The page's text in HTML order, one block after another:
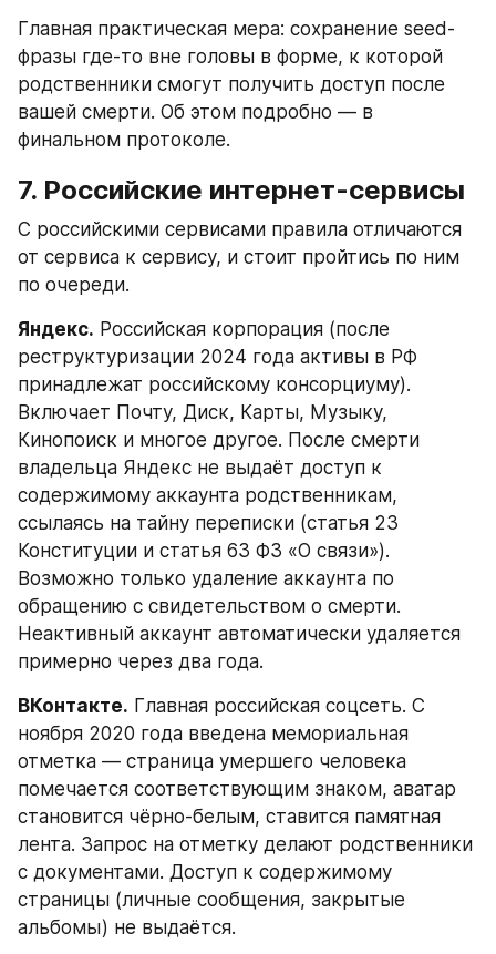
Главная практическая мера: сохранение seed-
фразы где-то вне головы в форме, к которой
родственники смогут получить доступ после
вашей смерти. Об этом подробно — в
финальном протоколе.
7. Российские интернет-сервисы
С российскими сервисами правила отличаются
от сервиса к сервису, и стоит пройтись по ним
по очереди.
Яндекс. Российская корпорация (после
реструктуризации 2024 года активы в РФ
принадлежат российскому консорциуму).
Включает Почту, Диск, Карты, Музыку,
Кинопоиск и многое другое. После смерти
владельца Яндекс не выдаёт доступ к
содержимому аккаунта родственникам,
ссылаясь на тайну переписки (статья 23
Конституции и статья 63 ФЗ «О связи»).
Возможно только удаление аккаунта по
обращению с свидетельством о смерти.
Неактивный аккаунт автоматически удаляется
примерно через два года.
ВКонтакте. Главная российская соцсеть. С
ноября 2020 года введена мемориальная
отметка — страница умершего человека
помечается соответствующим знаком, аватар
становится чёрно-белым, ставится памятная
лента. Запрос на отметку делают родственники
с документами. Доступ к содержимому
страницы (личные сообщения, закрытые
альбомы) не выдаётся.